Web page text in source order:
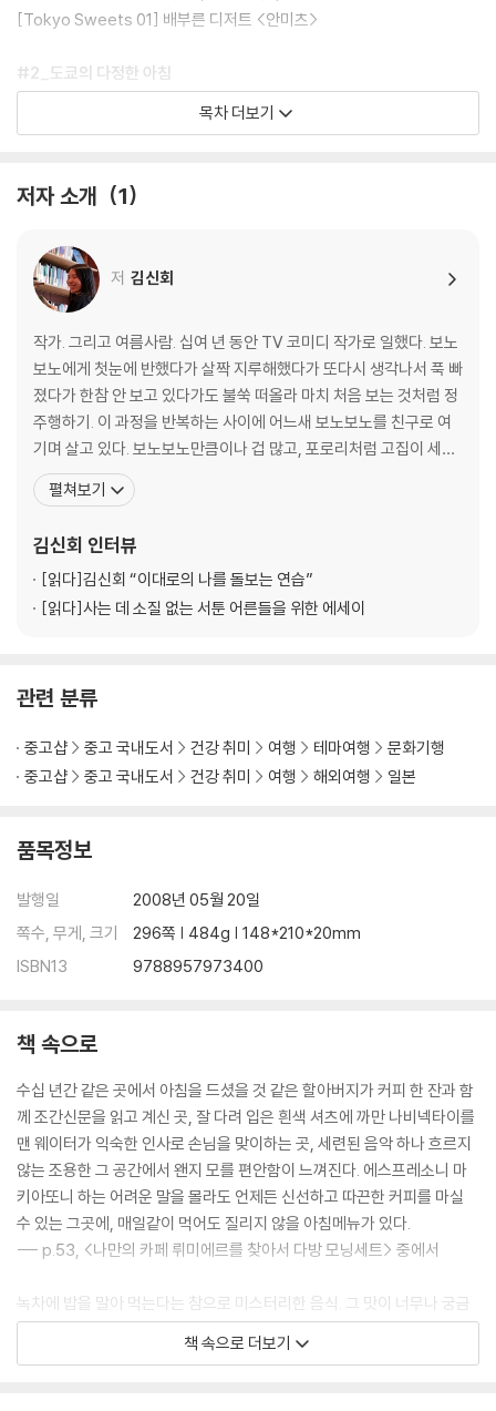
[Tokyo Sweets 01] 배부른 디저트 <안미츠>
#2_도쿄의 다정한 아침
나만의 카페 뤼미에르를 찾아서 -다방 모닝세트
도심 정원에서 스프 한 그릇 -모닝스프
날카로운 첫인상의 추억 -오챠즈케
◎ 싱글의 소박한 도쿄나들이 <슈퍼마켓 장보기>
#3_산책하기 좋은 날
4월 이야기 -야끼소바
관광객과 생활인 사이 -고로케
여자들의 피크닉 도시락 -오니기리
한밤중의 산책 편의점 -오뎅
내가 편애하는 동네 -델리세트
[Tokyo Sweets 03] 아사쿠사 간식 <센베 & 아게만쥬>
혼자 밥 먹기 연습 -카페 런치
반성의 식탁 -함바가
위험한 독신녀 -카레라이스
[Tokyo Sweets 04] 하라주쿠 터줏대감 <크레페>
◎ 싱글의 소박한 도쿄나들이 <새벽 수산시장 가는 날>
#5_도쿄의 어떤 면(麵)이 좋아?
그날 밤은 지진이었나? -키츠네소바
어느 외국인 노동자의 한 끼 -멘타이코 스파게티
고마운 종이 앞치마 -카레우동
저, 바보 아니거든요? -쯔께멘
아줌마, 잘못했어요 -몬쟈야끼
친구가 콕 찍은 도쿄 완소남 -모스버거
지도 볼 줄 모르는 여자 -카츠산도
오모테산도, 길 위의 추억 -커피 브레이크
처녀들의 도쿄몸살 -우나쥬
[Tokyo Sweets 06] <맛차 파르페>& <맛차 바바로아>
◎ 알아두면 손해 안 보는 <식탁 일본어>
# 한눈에 보는 <일본음식의 감초들>
목차 더보기
저자 소개 1
저 김신회
작가. 그리고 여름사람. 십여 년 동안 TV 코미디 작가로 일했다. 보노
보노에게 첫눈에 반했다가 살짝 지루해했다가 또다시 생각나서 푹 빠
졌다가 한참 안 보고 있다가도 불쑥 떠올라 마치 처음 보는 것처럼 정
주행하기. 이 과정을 반복하는 사이에 어느새 보노보노를 친구로 여
기며 살고 있다. 보노보노만큼이나 겁 많고, 포로리처럼 고집이 세고,
너부리인 양 자주 직언을 하는 사람. 전반적인 성격은 너부리에 가깝
다는 것을 자각하고 가끔 반성하면서 지낸다. 다정하지만 시니컬하
지만 그 말을 듣지 않는 대부분의 시간
펼쳐보기
김신회 인터뷰
[읽다]김신회 “이대로의 나를 돌보는 연습”
[읽다]사는 데 소질 없는 서툰 어른들을 위한 에세이
관련 분류
중고샵 중고 국내도서 건강 취미 여행 테마여행
문화기행
중고샵
중고 국내도서 건강 취미 여행 해외여행 일본
품목정보
발행일
2008년 05월 20일
쪽수, 무게, 크기
296쪽 | 484g | 148*210*20mm
ISBN13
9788957973400
책 속으로
수십 년간 같은 곳에서 아침을 드셨을 것 같은 할아버지가 커피 한 잔과 함
께 조간신문을 읽고 계신 곳, 잘 다려 입은 흰색 셔츠에 까만 나비넥타이를
맨 웨이터가 익숙한 인사로 손님을 맞이하는 곳, 세련된 음악 하나 흐르지
않는 조용한 그 공간에서 왠지 모를 편안함이 느껴진다. 에스프레소니 마
키아또니 하는 어려운 말을 몰라도 언제든 신선하고 따끈한 커피를 마실
수 있는 그곳에, 매일같이 먹어도 질리지 않을 아침메뉴가 있다.
--- p.53, <나만의 카페 뤼미에르를 찾아서 다방 모닝세트> 중에서
녹차에 밥을 말아 먹는다는 참으로 미스터리한 음식. 그 맛이 너무나 궁금
해 집에 가자마자 봉투 겉에 쓰여 있는 조리법을 따라해보았다. 와사비 색
깔을 띠는 국물 안에서 반신욕에 돌입한 하얀 쌀밥, 그리고 그 위엔 정체 모
책 속으로 더보기